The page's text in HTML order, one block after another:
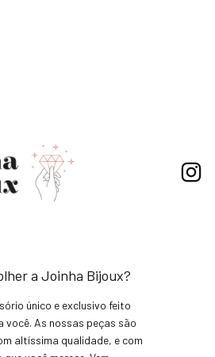
a Joinha Bijoux?
único e exclusivo feito
você. As nossas peças são
altíssima qualidade, e com